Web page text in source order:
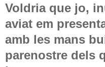
Voldria que jo,
aviat em
amb les mans
parenostre dels